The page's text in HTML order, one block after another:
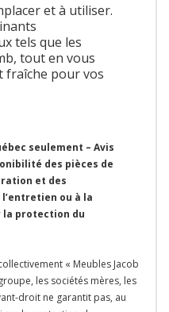
et à utiliser.
tels que les
tout en vous
pour vos
seulement – Avis
des pièces de
et des
ou à la
la protection du
« Meubles Jacob
les sociétés mères, les
droit ne garantit pas, au